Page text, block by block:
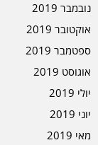
נובמבר 2019
אוקטובר 2019
ספטמבר 2019
אוגוסט 2019
יולי 2019
יוני 2019
מאי 2019